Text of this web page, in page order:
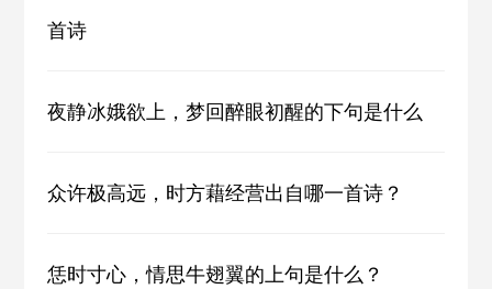
首诗
夜静冰娥欲上，梦回醉眼初醒的下句是什么
众许极高远，时方藉经营出自哪一首诗？
恁时寸心，情思牛翅翼的上句是什么？